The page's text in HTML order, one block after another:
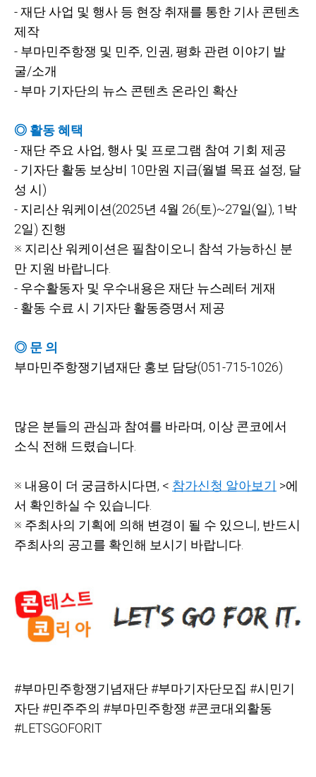
-재단 사업 및 행사 등 현장 취재를 통한 기사 콘텐츠
제작
- 부마민주항쟁 및 민주, 인권, 평화 관련 이야기 발
굴/소개
- 부마 기자단의 뉴스 콘텐츠 온라인 확산
◎ 활동 혜택
-재단 주요 사업, 행사 및 프로그램 참여 기회 제공
- 기자단 활동 보상비 10만원 지급(월별 목표 설정, 달
성 시)
- 지리산 워케이션(2025년 4월 26(토)~27일(일), 1박
2일) 진행
※ 지리산 워케이션은 필참이오니 참석 가능하신 분
만 지원 바랍니다.
- 우수활동자 및 우수내용은 재단 뉴스레터 게재
- 활동 수료 시 기자단 활동증명서 제공
◎ 문 의
부마민주항쟁기념재단 홍보 담당(051-715-1026)
많은 분들의 관심과 참여를 바라며, 이상 콘코에서
소식 전해 드렸습니다.
※ 내용이 더 궁금하시다면, < 참가신청 알아보기 >에
서 확인하실 수 있습니다.
※ 주최사의 기획에 의해 변경이 될 수 있으니, 반드시
주최사의 공고를 확인해 보시기 바랍니다.
#부마민주항쟁기념재단 #부마기자단모집 #시민기
자단 #민주주의 #부마민주항쟁 #콘코대외활동
#LETSGOFORIT